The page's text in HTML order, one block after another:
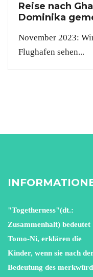
Reise nach
Dominika
November 2023:
Flughafen sehen...
"Togetherness"(dt.:
Zusammenhalt) bedeutet
Tomo-Ni, erklären die
Kinder, wenn sie nach
Bedeutung des